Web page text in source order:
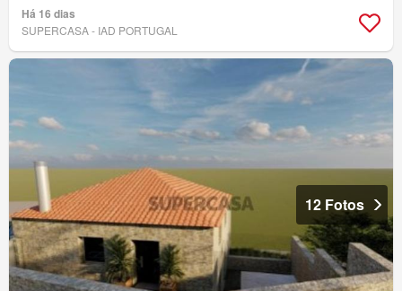
Há 16 dias
SUPERCASA - IAD PORTUGAL
12 Fotos